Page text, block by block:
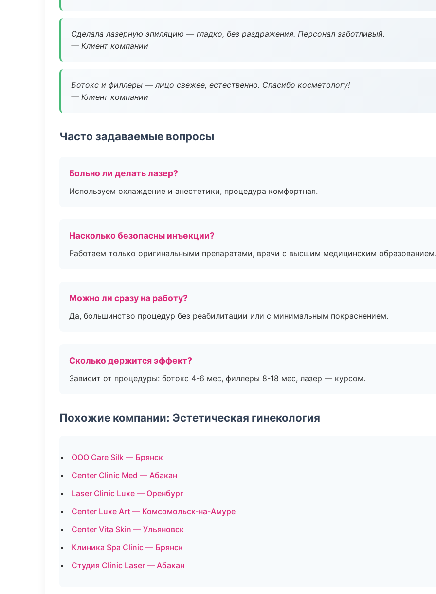
Сделала лазерную эпиляцию — гладко, без раздражения. Персонал заботливый.
— Клиент компании
Ботокс и филлеры — лицо свежее, естественно. Спасибо косметологу!
— Клиент компании
Часто задаваемые вопросы
Больно ли делать лазер?
Используем охлаждение и анестетики, процедура комфортная.
Насколько безопасны инъекции?
Работаем только оригинальными препаратами, врачи с высшим медицинским образованием.
Можно ли сразу на работу?
Да, большинство процедур без реабилитации или с минимальным покраснением.
Сколько держится эффект?
Зависит от процедуры: ботокс 4-6 мес, филлеры 8-18 мес, лазер — курсом.
Похожие компании: Эстетическая гинекология
ООО Care Silk — Брянск
Center Clinic Med — Абакан
Laser Clinic Luxe — Оренбург
Center Luxe Art — Комсомольск-на-Амуре
Center Vita Skin — Ульяновск
Клиника Spa Clinic — Брянск
Студия Clinic Laser — Абакан